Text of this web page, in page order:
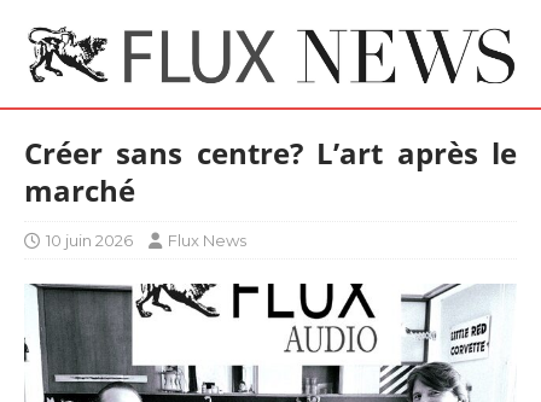
Créer sans centre? L’art après le
marché
10 juin 2026 Flux News